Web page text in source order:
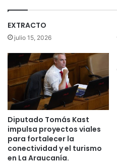
EXTRACTO
julio 15, 2026
Diputado Tomás Kast
impulsa proyectos viales
para fortalecer la
conectividad y el turismo
en La Araucanía.